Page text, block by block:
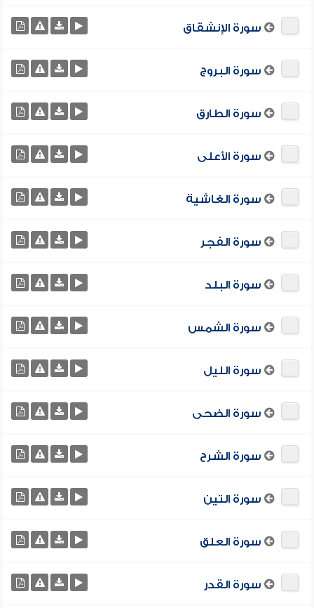
سورة الإنشقاق
سورة البروج
سورة الطارق
سورة الأعلى
سورة الغاشية
سورة الفجر
سورة البلد
سورة الشمس
سورة الليل
سورة الضحى
سورة الشرح
سورة التين
سورة العلق
سورة القدر